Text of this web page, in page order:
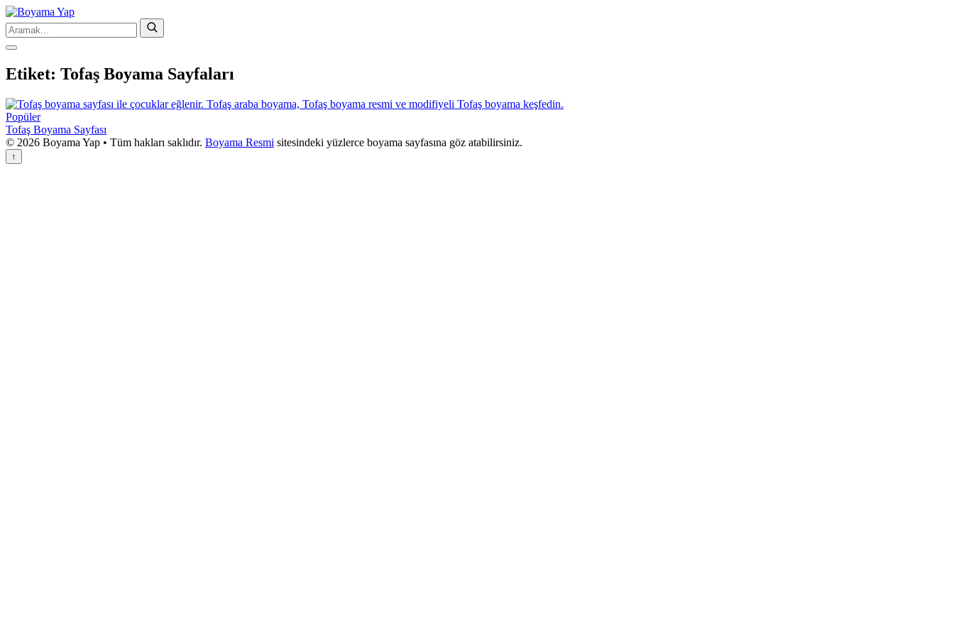
Etiket: Tofaş Boyama Sayfaları
Popüler
Tofaş Boyama Sayfası
© 2026 Boyama Yap • Tüm hakları saklıdır. Boyama Resmi sitesindeki yüzlerce boyama sayfasına göz atabilirsiniz.
↑